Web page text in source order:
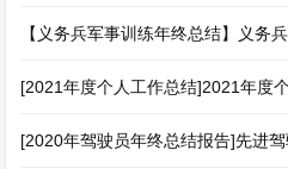
【义务兵军事训练年终总结】义务
[2021年度个人工作总结]2021年度
[2020年驾驶员年终总结报告]先进